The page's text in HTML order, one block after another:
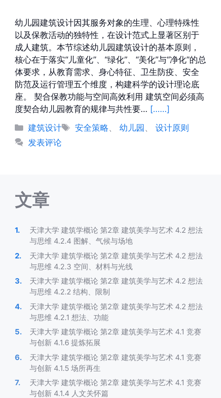
幼儿园建筑设计因其服务对象的生理、心理特殊性
以及保教活动的独特性，在设计范式上显著区别于
成人建筑。本节综述幼儿园建筑设计的基本原则，
核心在于落实“儿童化”、“绿化”、“美化”与“净化”的总
体要求，从教育需求、身心特征、卫生防疫、安全
防范及运行管理五个维度，构建科学的设计理论底
座。 契合保教功能与空间高效利用 建筑空间必须高
度契合幼儿园教育的规律与共性要… [……]
分
类
建筑设计
标
安全策略、幼儿园 、设计原则
发表评论
文章
天津大学 建筑学概论 第2章 建筑美学与艺术 4.2 想法
与思维 4.2.4 图解、气候与场地
天津大学 建筑学概论 第2章 建筑美学与艺术 4.2 想法
与思维 4.2.3 空间、材料与光线
天津大学 建筑学概论 第2章 建筑美学与艺术 4.2 想法
与思维 4.2.2 结构、限制
天津大学 建筑学概论 第2章 建筑美学与艺术 4.2 想法
与思维 4.2.1 想法、功能
天津大学 建筑学概论 第2章 建筑美学与艺术 4.1 竞赛
与创新 4.1.6 提炼拓展
天津大学 建筑学概论 第2章 建筑美学与艺术 4.1 竞赛
与创新 4.1.5 场所再生
天津大学 建筑学概论 第2章 建筑美学与艺术 4.1 竞赛
与创新 4.1.4 人文关怀篇